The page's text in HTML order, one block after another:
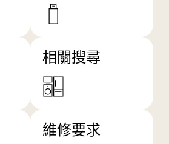
相關搜尋
維修要求